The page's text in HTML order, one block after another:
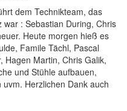
dem Technikteam, das
: Sebastian During, Chris
Heute morgen hieß es
Famile Tächl, Pascal
Hagen Martin, Chris Galik,
und Stühle aufbauen,
Herzlichen Dank auch